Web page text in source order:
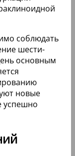
соблюдать
шести-
основным
новые
успешно